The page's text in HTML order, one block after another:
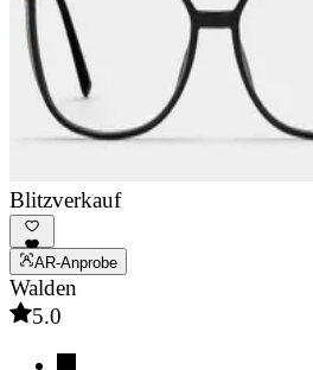
Blitzverkauf
AR-Anprobe
Walden
5.0